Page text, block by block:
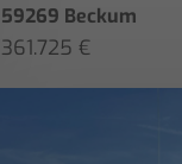
59269 Beckum
361.725 €